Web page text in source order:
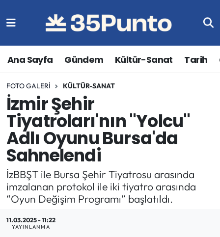
Ana Sayfa Gündem Kültür-Sanat Tarih
FOTO GALERI KÜLTÜR-SANAT
İzmir Şehir
Tiyatroları'nın "Yolcu"
Adlı Oyunu Bursa'da
Sahnelendi
İzBBŞT ile Bursa Şehir Tiyatrosu arasında
imzalanan protokol ile iki tiyatro arasında
“Oyun Değişim Programı” başlatıldı.
11.03.2025 - 11:22
YAYINLANMA